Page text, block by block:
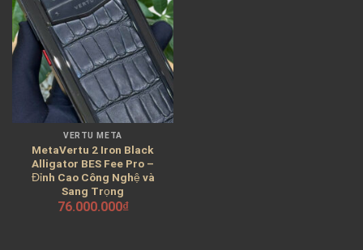
VERTU META
MetaVertu 2 Iron Black
Alligator BES Fee Pro –
Đỉnh Cao Công Nghệ và
Sang Trọng
76.000.000₫